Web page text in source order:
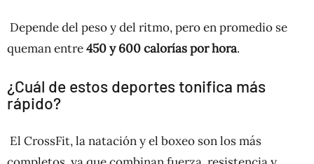
Depende del peso y del ritmo, pero en promedio se
queman entre450 y 600 calorías por hora.
¿Cuál de estos deportes tonifica más
rápido?
El CrossFit, la natación y el boxeo son los más